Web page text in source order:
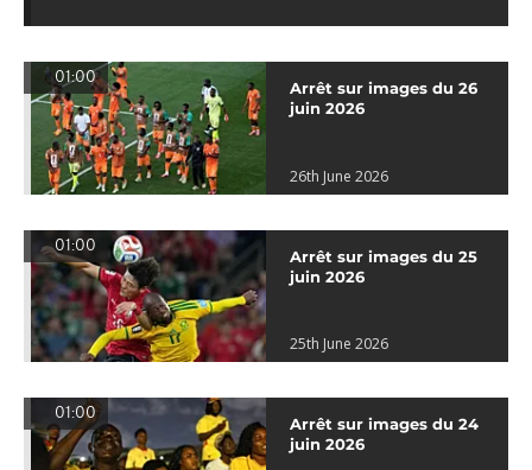
01:00
Arrêt sur images du 26
juin 2026
26th June 2026
01:00
Arrêt sur images du 25
juin 2026
25th June 2026
01:00
Arrêt sur images du 24
juin 2026